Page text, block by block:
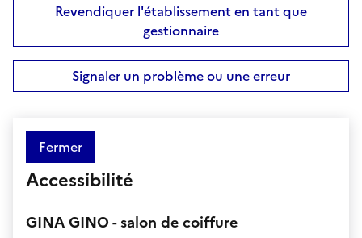
Revendiquer l'établissement en tant que
gestionnaire
Signaler un problème ou une erreur
Fermer
Accessibilité
GINA GINO - salon de coiffure